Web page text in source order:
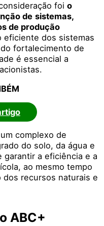
foi o
de sistemas,
de produção
eficiente dos sistemas
fortalecimento de
é essencial a
complexo de
do solo, da água e
garantir a eficiência e a
ao mesmo tempo
dos recursos naturais e
ABC+